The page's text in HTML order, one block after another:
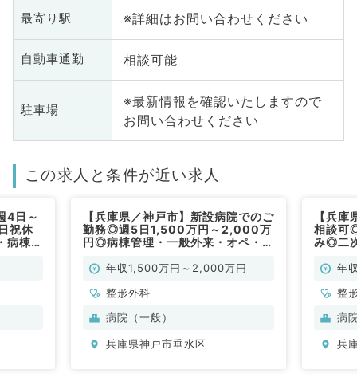
最寄り駅 ※詳細はお問い合わせください
自動車通勤 相談可能
駐車場
※最新情報を確認いたしますので
お問い合わせください
この求人と条件が近い求人
4日～
祝休
病棟管
【兵庫県／神戸市】新設病院でのご
勤務◎週5日1,500万円～2,000万
円◎病棟管理・一般外来・オペ・救
勤）年収1,500万円～2,000万円
整形外科
病院（一般）
兵庫県神戸市垂水区
【兵
相談可
み◎二
常勤）
年
整
病
兵